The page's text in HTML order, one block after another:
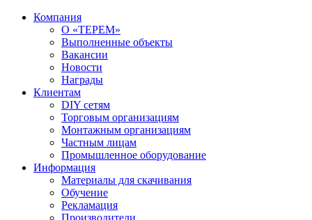
Компания
О «ТЕРЕМ»
Выполненные объекты
Вакансии
Новости
Награды
Клиентам
DIY сетям
Торговым организациям
Монтажным организациям
Частным лицам
Промышленное оборудование
Информация
Материалы для скачивания
Обучение
Рекламация
Производители